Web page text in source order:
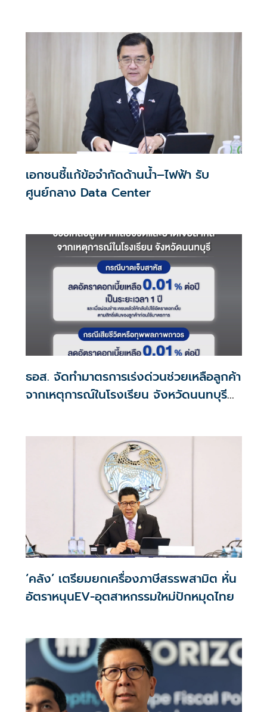
เอกชนชี้แก้ข้อจำกัดด้านน้ำ–ไฟฟ้า รับ
ศูนย์กลาง Data Center
ธอส. จัดทำมาตรการเร่งด่วนช่วยเหลือลูกค้า
จากเหตุการณ์ในโรงเรียน จังหวัดนนทบุรี
‘คลัง’ เตรียมยกเครื่องภาษีสรรพสามิต หั่น
อัตราหนุนEV-อุตสาหกรรมใหม่ปักหมุดไทย